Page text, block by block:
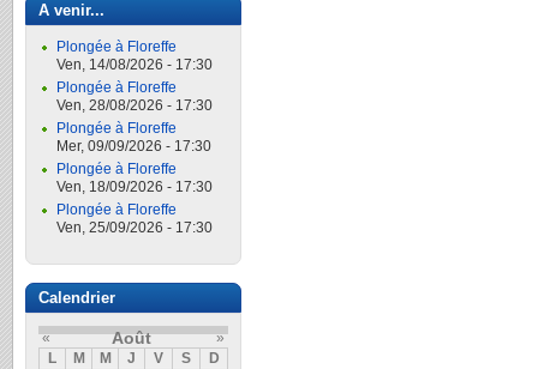
A venir...
Plongée à Floreffe
Ven, 14/08/2026 - 17:30
Plongée à Floreffe
Ven, 28/08/2026 - 17:30
Plongée à Floreffe
Mer, 09/09/2026 - 17:30
Plongée à Floreffe
Ven, 18/09/2026 - 17:30
Plongée à Floreffe
Ven, 25/09/2026 - 17:30
Calendrier
« Août
»
L
M M J V S
D